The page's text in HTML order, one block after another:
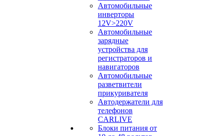
Автомобильные
инверторы
12V>220V
Автомобильные
зарядные
устройства для
регистраторов и
навигаторов
Автомобильные
разветвители
прикуривателя
Автодержатели для
телефонов
CARLIVE
Блоки питания от